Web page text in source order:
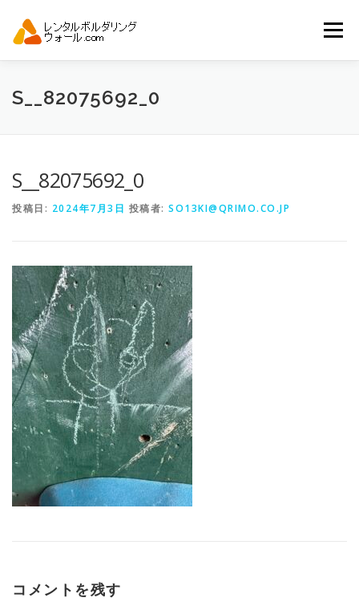
メニュー
トップ 自動見積り
S__82075692_0
S__82075692_0
投稿日: 2024年7月3日 投稿者: SO13KI@QRIMO.CO.JP
コメントを残す